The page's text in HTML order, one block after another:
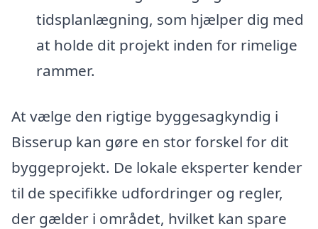
tidsplanlægning, som hjælper dig med
at holde dit projekt inden for rimelige
rammer.
At vælge den rigtige byggesagkyndig i
Bisserup kan gøre en stor forskel for dit
byggeprojekt. De lokale eksperter kender
til de specifikke udfordringer og regler,
der gælder i området, hvilket kan spare